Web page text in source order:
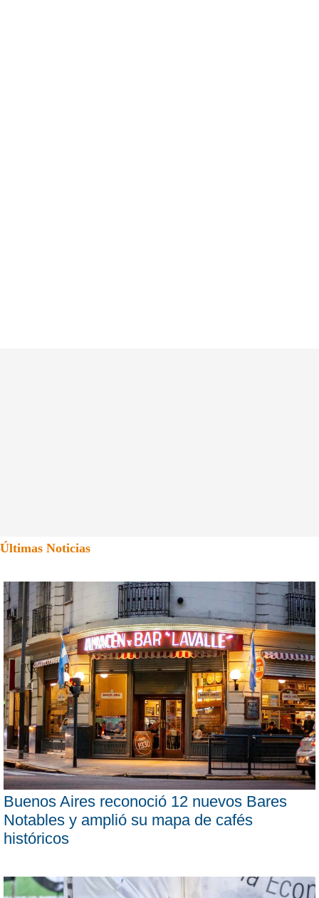
Últimas Noticias
Buenos Aires reconoció 12 nuevos Bares
Notables y amplió su mapa de cafés
históricos